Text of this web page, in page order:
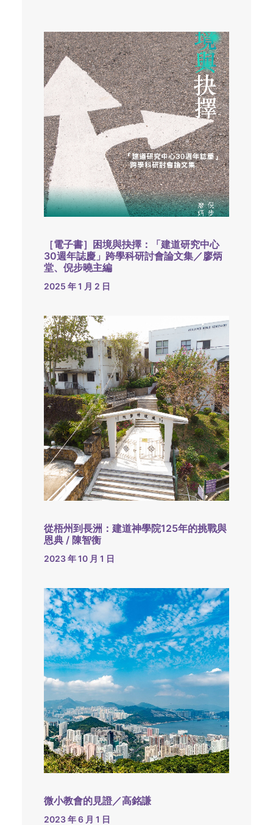
［電子書］困境與抉擇：「建道研究中心
30週年誌慶」跨學科研討會論文集／廖炳
堂、倪步曉主編
2025 年 1 月 2 日
從梧州到長洲：建道神學院125年的挑戰與
恩典 / 陳智衡
2023 年 10 月 1 日
微小教會的見證／高銘謙
2023 年 6 月 1 日